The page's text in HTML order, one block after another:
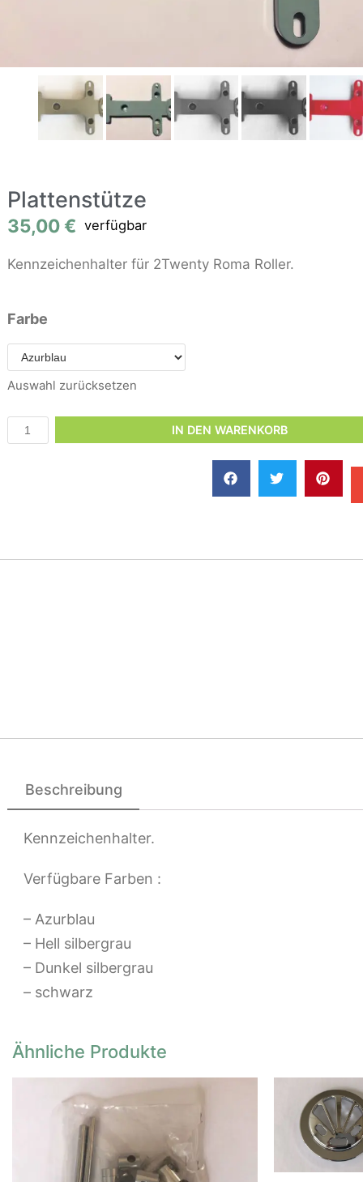
Plattenstütze
35,00€ verfügbar
Kennzeichenhalter für 2Twenty Roma Roller.
Farbe
Auswahl zurücksetzen
IN DEN WARENKORB
Beschreibung
Kennzeichenhalter.
Verfügbare Farben :
– Azurblau
– Hell silbergrau
– Dunkel silbergrau
– schwarz
Ähnliche Produkte